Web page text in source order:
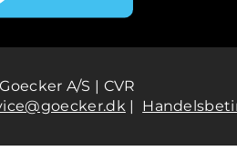
Goecker A/S | CVR
|